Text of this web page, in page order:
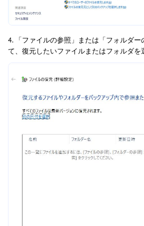
4. 「ファイルの参照」または「フォルダー
て、復元したいファイルまたはフォルダを